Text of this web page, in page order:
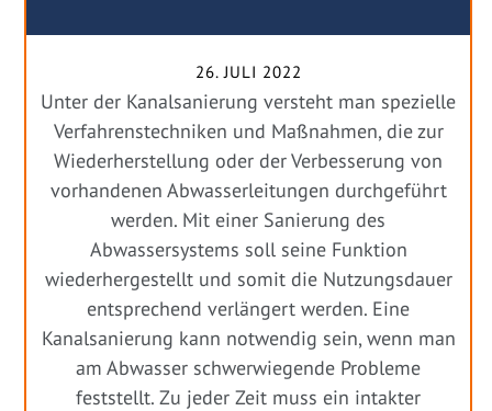
26. JULI 2022
Unter der Kanalsanierung versteht man spezielle
Verfahrenstechniken und Maßnahmen, die zur
Wiederherstellung oder der Verbesserung von
vorhandenen Abwasserleitungen durchgeführt
werden. Mit einer Sanierung des
Abwassersystems soll seine Funktion
wiederhergestellt und somit die Nutzungsdauer
entsprechend verlängert werden. Eine
Kanalsanierung kann notwendig sein, wenn man
am Abwasser schwerwiegende Probleme
feststellt. Zu jeder Zeit muss ein intakter